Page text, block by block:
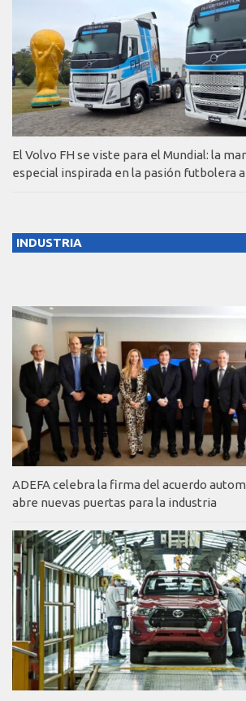
El Volvo FH se viste para el Mundial: la
especial inspirada en la pasión futbolera
INDUSTRIA
ADEFA celebra la firma del acuerdo
abre nuevas puertas para la industria